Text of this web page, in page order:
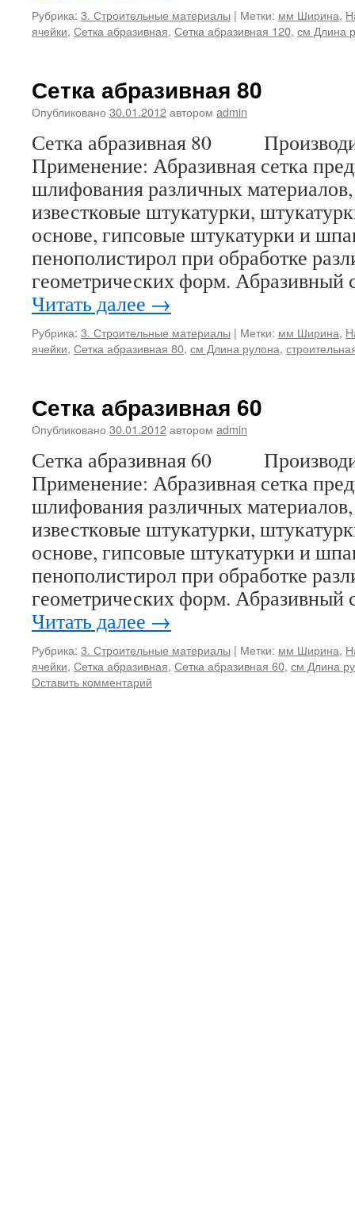
Рубрика: 3. Строительные материалы | Метки: мм Ширина,
ячейки, Сетка абразивная, Сетка абразивная 120, см Длина
Сетка абразивная 80
Опубликовано 30.01.2012автором admin
Сетка абразивная 80
Применение: Абразивная сетка
шлифования различных
известковые штукатурки,
основе, гипсовые штукатурки и
пенополистирол при обработке
геометрических форм.
Читать далее →
Рубрика: 3. Строительные материалы | Метки: мм Ширина,
ячейки, Сетка абразивная 80, см Длина рулона,
Сетка абразивная 60
Опубликовано 30.01.2012автором admin
Сетка абразивная 60
Применение: Абразивная сетка
шлифования различных
известковые штукатурки,
основе, гипсовые штукатурки и
пенополистирол при обработке
геометрических форм.
Читать далее →
Рубрика: 3. Строительные материалы | Метки: мм Ширина,
ячейки, Сетка абразивная, Сетка абразивная 60, см Длина
Оставить комментарий